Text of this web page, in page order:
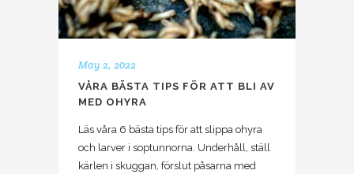
May 2, 2022
VÅRA BÄSTA TIPS FÖR ATT BLI AV
MED OHYRA
Läs våra 6 bästa tips för att slippa ohyra
och larver i soptunnorna. Underhåll, ställ
kärlen i skuggan, förslut påsarna med